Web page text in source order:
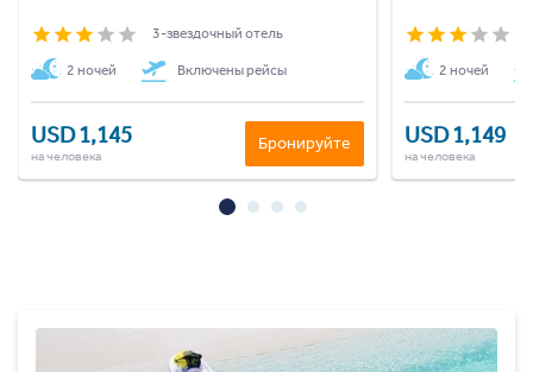
3-звездочный отель
2 ночей Включены рейсы
USD 1,145
на человека
Бронируйте
2 ночей
USD 1,149
на человека